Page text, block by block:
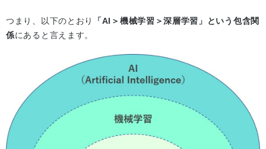
つまり、以下のとおり
「AI＞機械学習＞深層学習」という包含関
係にあると言えます。